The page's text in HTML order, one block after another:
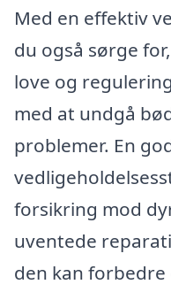
Med en effektiv
du også sørge
love og
med at undgå
problemer. En
forsikring mod
uventede
den kan